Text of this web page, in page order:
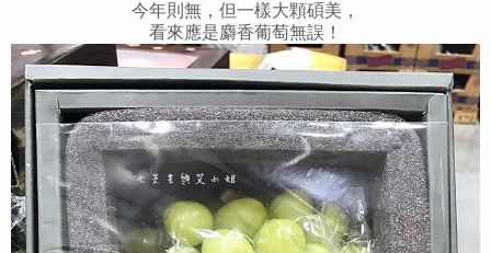
今年則無，但一樣大顆碩美，
看來應是麝香葡萄無誤！